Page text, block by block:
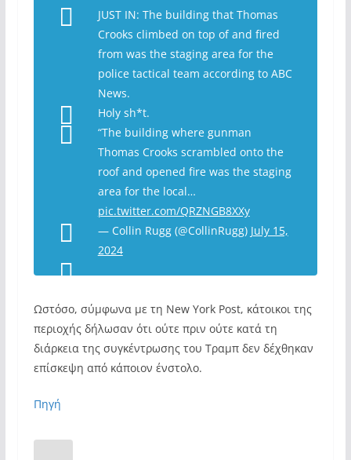
JUST IN: The building that Thomas
Crooks climbed on top of and fired
from was the staging area for the
police tactical team according to ABC
News.
Holy sh*t.
“The building where gunman
Thomas Crooks scrambled onto the
roof and opened fire was the staging
area for the local…
pic.twitter.com/QRZNGB8XXy
— Collin Rugg (@CollinRugg) July 15,
2024
Ωστόσο, σύμφωνα με τη New York Post, κάτοικοι της
περιοχής δήλωσαν ότι ούτε πριν ούτε κατά τη
διάρκεια της συγκέντρωσης του Τραμπ δεν δέχθηκαν
επίσκεψη από κάποιον ένστολο.
Πηγή